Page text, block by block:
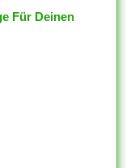
Für Deinen